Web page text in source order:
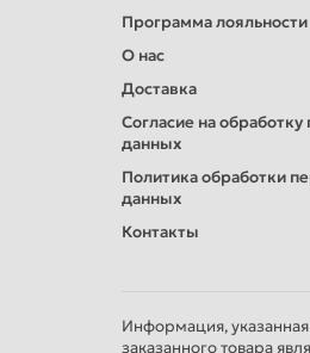
Программа лояльности
О нас
Доставка
Согласие на
данных
Политика обработки
данных
Контакты
Информация,
заказанного товара